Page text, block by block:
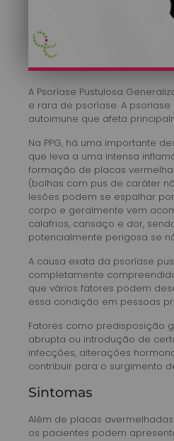
A Psoríase Pustulosa
e rara de psoríase. A
autoimune que afeta
Na PPG, há uma importante
que leva a uma intensa
formação de placas
(bolhas com pus de caráter
lesões podem se espalhar
corpo e geralmente vem
calafrios, cansaço e dor,
potencialmente perigosa se
A causa exata da psoríase
completamente
que vários fatores podem
essa condição em pessoas
Fatores como predisposição
abrupta ou introdução de
infecções, alterações
contribuir para o surgimento
Sintomas
Além de placas
os pacientes podem